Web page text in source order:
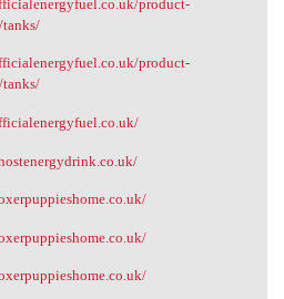
product-
product-